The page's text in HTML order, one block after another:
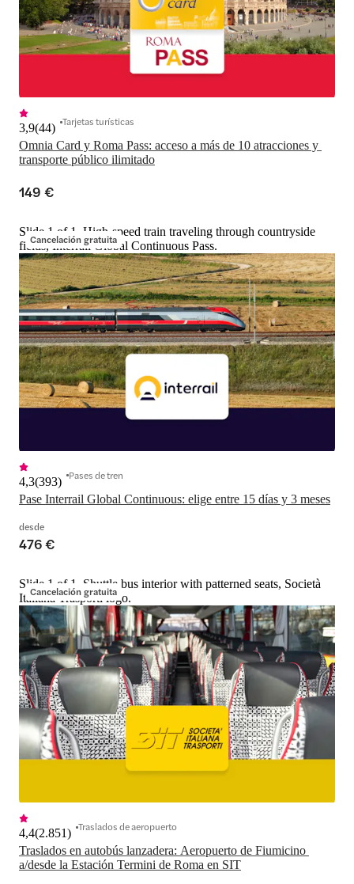
Omnia Card y Roma Pass: acceso a más de 10 atracciones y
transporte público ilimitado
3,9(44) Tarjetas turísticas
149 €
Cancelación gratuita
Slide 1 of 1, High-speed train traveling through countryside
fields, Interrail Global Continuous Pass.
Pase Interrail Global Continuous: elige entre 15 días y 3 meses
4,3(393) Pases de tren
desde
476 €
Cancelación gratuita
Slide 1 of 1, Shuttle bus interior with patterned seats, Società
Italiana Trasporti logo.
Traslados en autobús lanzadera: Aeropuerto de Fiumicino
a/desde la Estación Termini de Roma en SIT
4,4(2.851) Traslados de aeropuerto